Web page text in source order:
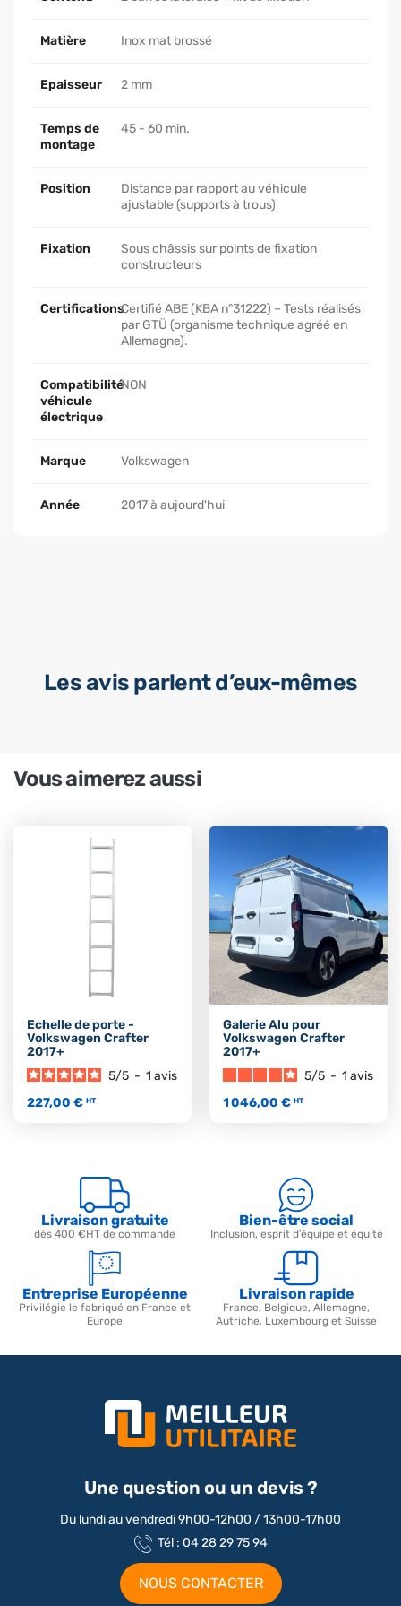
Matière Inox mat brossé
Epaisseur 2 mm
Temps de
montage
45 - 60 min.
Position
Distance par rapport au véhicule
ajustable (supports à trous)
Fixation
Sous châssis sur points de fixation
constructeurs
CertificationsCertifié ABE (KBA n°31222) – Tests réalisés
par GTÜ (organisme technique agréé en
Allemagne).
Compatibilité
véhicule
électrique
NON
Marque Volkswagen
Année 2017 à aujourd'hui
Les avis parlent d’eux-mêmes
Vous aimerez aussi
Echelle de porte -
Volkswagen Crafter
2017+
5/5 - 1 avis
227,00 € HT
Galerie Alu pour
Volkswagen Crafter
2017+
5/5 - 1 avis
1 046,00 € HT
Livraison gratuite
dès 400 €HT de commande
Bien-être social
Inclusion, esprit d’équipe et équité
Entreprise Européenne
Privilégie le fabriqué en France et
Europe
Livraison rapide
France, Belgique, Allemagne,
Autriche, Luxembourg et Suisse
Une question ou un devis ?
Du lundi au vendredi 9h00-12h00 / 13h00-17h00
Tél : 04 28 29 75 94
NOUS CONTACTER